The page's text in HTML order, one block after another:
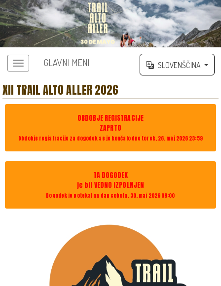
GLAVNI MENI SLOVENŠČINA
XII TRAIL ALTO ALLER 2026
OBDOBJE REGISTRACIJE
ZAPRTO
Obdobje registracije za dogodek se je končalo dne torek, 26. maj 2026 23:59
TA DOGODEK
je bil VEDNO IZPOLNJEN
Dogodek je potekal na dan sobota, 30. maj 2026 09:00